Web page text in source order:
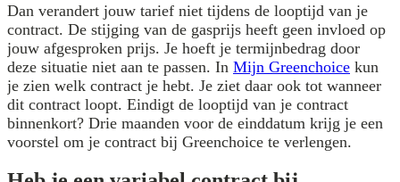
Dan verandert jouw tarief niet tijdens de looptijd van je
contract. De stijging van de gasprijs heeft geen invloed op
jouw afgesproken prijs. Je hoeft je termijnbedrag door
deze situatie niet aan te passen. In Mijn Greenchoice kun
je zien welk contract je hebt. Je ziet daar ook tot wanneer
dit contract loopt. Eindigt de looptijd van je contract
binnenkort? Drie maanden voor de einddatum krijg je een
voorstel om je contract bij Greenchoice te verlengen.